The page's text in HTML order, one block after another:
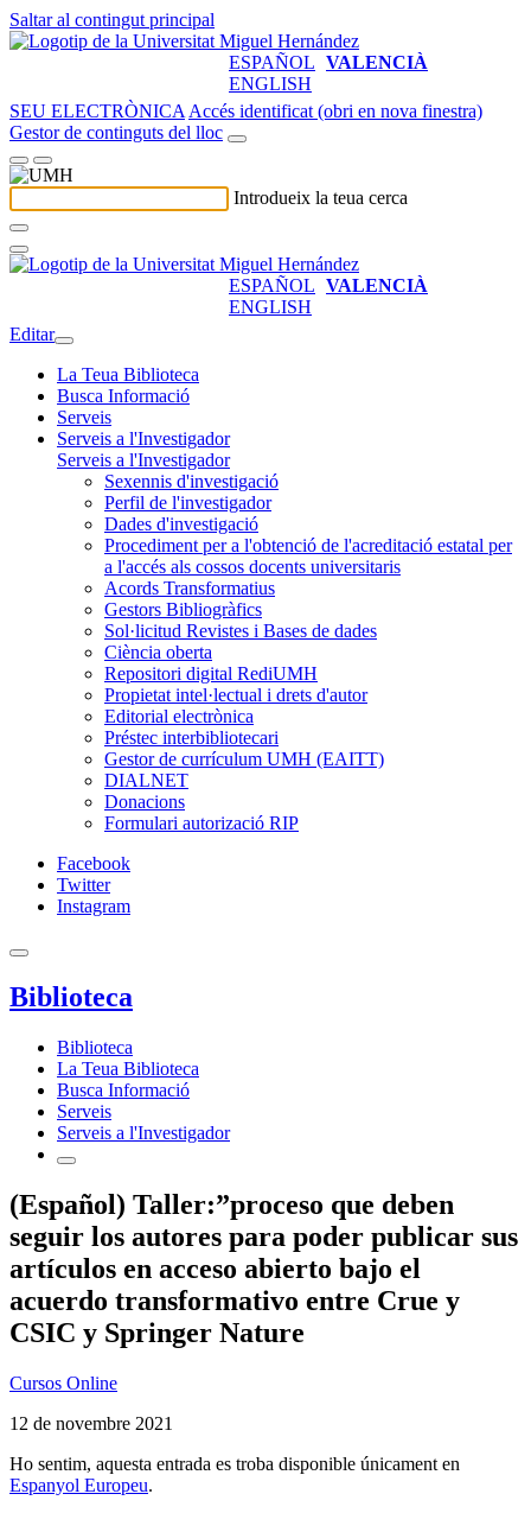
Saltar al contingut principal
ESPAÑOL VALENCIÀ
ENGLISH
SEU ELECTRÒNICA Accés identificat (obri en nova finestra)
Gestor de continguts del lloc
Introdueix la teua cerca
ESPAÑOL VALENCIÀ
ENGLISH
Editar
La Teua Biblioteca
Busca Informació
Serveis
Serveis a l'Investigador
Serveis a l'Investigador
Sexennis d'investigació
Perfil de l'investigador
Dades d'investigació
Procediment per a l'obtenció de l'acreditació estatal per
a l'accés als cossos docents universitaris
Acords Transformatius
Gestors Bibliogràfics
Sol·licitud Revistes i Bases de dades
Ciència oberta
Repositori digital RediUMH
Propietat intel·lectual i drets d'autor
Editorial electrònica
Préstec interbibliotecari
Gestor de currículum UMH (EAITT)
DIALNET
Donacions
Formulari autorizació RIP
Facebook
Twitter
Instagram
Biblioteca
Biblioteca
La Teua Biblioteca
Busca Informació
Serveis
Serveis a l'Investigador
(Español) Taller:”proceso que deben
seguir los autores para poder publicar sus
artículos en acceso abierto bajo el
acuerdo transformativo entre Crue y
CSIC y Springer Nature
Cursos Online
12 de novembre 2021
Ho sentim, aquesta entrada es troba disponible únicament en
Espanyol Europeu.